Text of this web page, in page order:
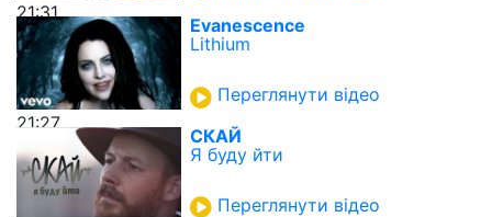
21:31
21:27
Evanescence
Lithium
Переглянути відео
СКАЙ
Я буду йти
Переглянути відео